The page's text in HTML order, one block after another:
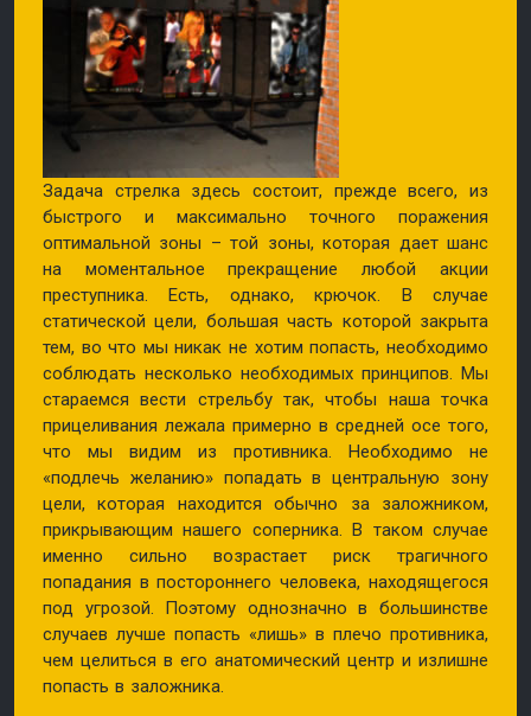
Задача стрелка здесь состоит, прежде всего, из
быстрого и максимально точного поражения
оптимальной зоны – той зоны, которая дает шанс
на моментальное прекращение любой акции
преступника. Есть, однако, крючок. В случае
статической цели, большая часть которой закрыта
тем, во что мы никак не хотим попасть, необходимо
соблюдать несколько необходимых принципов. Мы
стараемся вести стрельбу так, чтобы наша точка
прицеливания лежала примерно в средней осе того,
что мы видим из противника. Необходимо не
«подлечь желанию» попадать в центральную зону
цели, которая находится обычно за заложником,
прикрывающим нашего соперника. В таком случае
именно сильно возрастает риск трагичного
попадания в постороннего человека, находящегося
под угрозой. Поэтому однозначно в большинстве
случаев лучше попасть «лишь» в плечо противника,
чем целиться в его анатомический центр и излишне
попасть в заложника.